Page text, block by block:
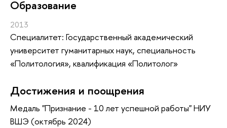
Oбразование
2013
Специалитет: Государственный академический
университет гуманитарных наук, специальность
«Политология», квалификация «Политолог»
Достижения и поощрения
Медаль "Признание - 10 лет успешной работы" НИУ
ВШЭ (октябрь 2024)